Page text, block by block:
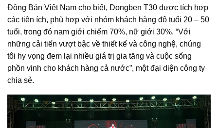
Đông Bản Việt Nam cho biết, Dongben T30 được tích hợp
các tiện ích, phù hợp với nhóm khách hàng độ tuổi 20 – 50
tuổi, trong đó nam giới chiếm 70%, nữ giới 30%. “Với
những cải tiến vượt bậc về thiết kế và công nghệ, chúng
tôi hy vọng đem lại nhiều giá trị gia tăng và cuộc sống
phồn vinh cho khách hàng cả nước”, một đại diện công ty
chia sẻ.